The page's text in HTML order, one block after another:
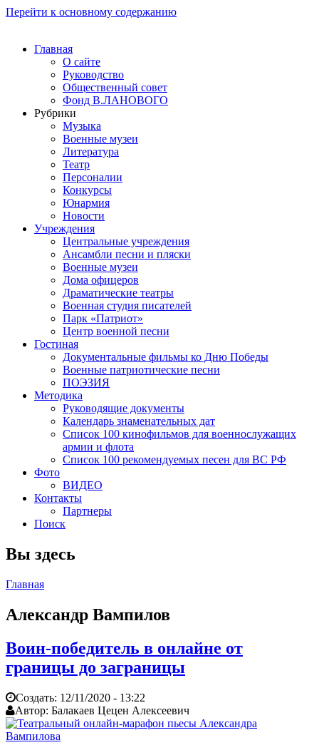
Перейти к основному содержанию
Главная
О сайте
Руководство
Общественный совет
Фонд В.ЛАНОВОГО
Рубрики
Музыка
Военные музеи
Литература
Театр
Персоналии
Конкурсы
Юнармия
Новости
Учреждения
Центральные учреждения
Ансамбли песни и пляски
Военные музеи
Дома офицеров
Драматические театры
Военная студия писателей
Парк «Патриот»
Центр военной песни
Гостиная
Документальные фильмы ко Дню Победы
Военные патриотические песни
ПОЭЗИЯ
Методика
Руководящие документы
Календарь знаменательных дат
Список 100 кинофильмов для военнослужащих
армии и флота
Список 100 рекомендуемых песен для ВС РФ
Фото
ВИДЕО
Контакты
Партнеры
Поиск
Вы здесь
Главная
Александр Вампилов
Воин-победитель в онлайне от
границы до заграницы
Создать: 12/11/2020 - 13:22
Автор: Балакаев Цецен Алексеевич